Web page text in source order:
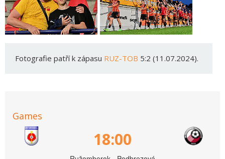
Fotografie patří k zápasu RUZ-TOB 5:2 (11.07.2024).
Games
18:00